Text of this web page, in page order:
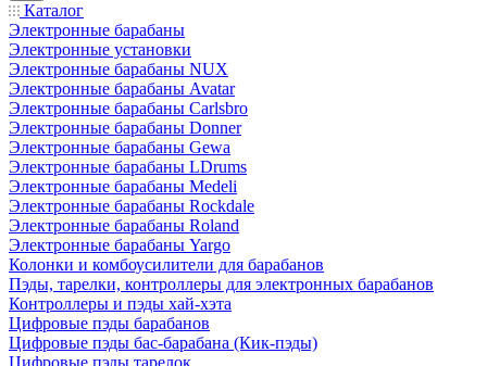
Каталог
Электронные барабаны
Электронные установки
Электронные барабаны NUX
Электронные барабаны Avatar
Электронные барабаны Carlsbro
Электронные барабаны Donner
Электронные барабаны Gewa
Электронные барабаны LDrums
Электронные барабаны Medeli
Электронные барабаны Rockdale
Электронные барабаны Roland
Электронные барабаны Yargo
Колонки и комбоусилители для барабанов
Пэды, тарелки, контроллеры для электронных барабанов
Контроллеры и пэды хай-хэта
Цифровые пэды барабанов
Цифровые пэды бас-барабана (Кик-пэды)
Цифровые пэды тарелок